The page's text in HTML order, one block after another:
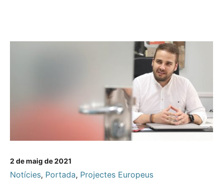
2 de maig de 2021
Notícies, Portada, Projectes Europeus